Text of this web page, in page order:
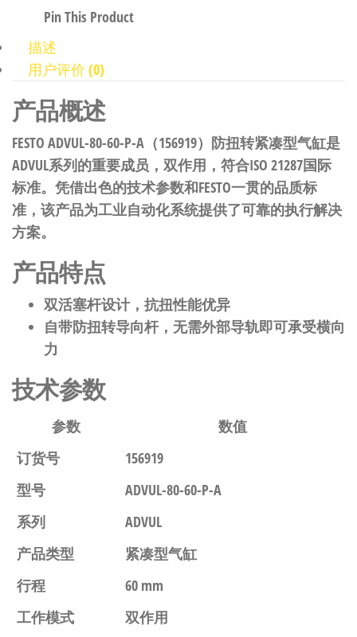
Pin This Product
描述
用户评价 (0)
产品概述
FESTO ADVUL-80-60-P-A（156919）防扭转紧凑型气缸是
ADVUL系列的重要成员，双作用，符合ISO 21287国际
标准。凭借出色的技术参数和FESTO一贯的品质标
准，该产品为工业自动化系统提供了可靠的执行解决
方案。
产品特点
双活塞杆设计，抗扭性能优异
自带防扭转导向杆，无需外部导轨即可承受横向
力
技术参数
参数
数值
订货号
156919
型号
ADVUL-80-60-P-A
系列
ADVUL
产品类型
紧凑型气缸
行程
60 mm
工作模式
双作用